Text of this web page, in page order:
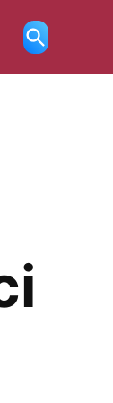
Ricerca
aperta